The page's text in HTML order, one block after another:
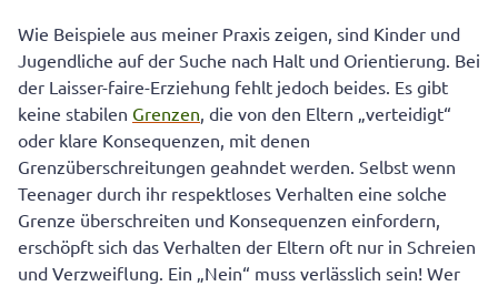
Wie Beispiele aus meiner Praxis zeigen, sind Kinder und
Jugendliche auf der Suche nach Halt und Orientierung. Bei
der Laisser-faire-Erziehung fehlt jedoch beides. Es gibt
keine stabilen Grenzen, die von den Eltern „verteidigt“
oder klare Konsequenzen, mit denen
Grenzüberschreitungen geahndet werden. Selbst wenn
Teenager durch ihr respektloses Verhalten eine solche
Grenze überschreiten und Konsequenzen einfordern,
erschöpft sich das Verhalten der Eltern oft nur in Schreien
und Verzweiflung. Ein „Nein“ muss verlässlich sein! Wer